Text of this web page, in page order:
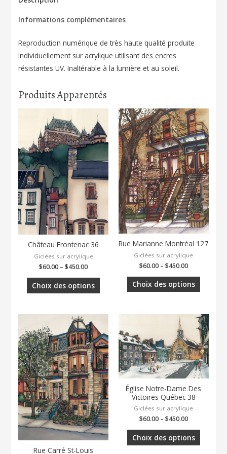
Automne
Informations complémentaires
Reproduction numérique de très haute qualité produite
individuellement sur acrylique utilisant des encres
résistantes UV. Inaltérable à la lumière et au soleil.
Produits Apparentés
Château Frontenac 36
Giclées sur acrylique
$60.00 –$450.00
Choix des options
Rue Marianne Montréal 127
Giclées sur acrylique
$60.00– $450.00
Choix des options
Rue Carré St-Louis
Église Notre-Dame Des
Victoires Québec 38
Giclées sur acrylique
$60.00– $450.00
Choix des options